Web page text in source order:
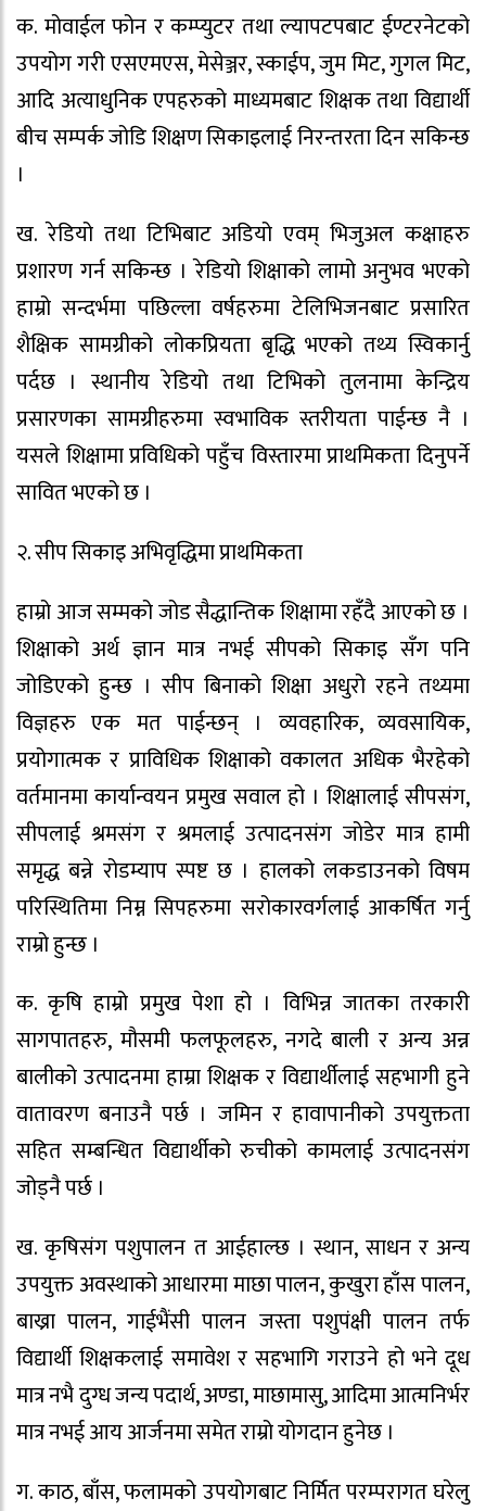
क. मोवाईल फोन र कम्प्युटर तथा ल्यापटपबाट ईण्टरनेटको
उपयोग गरी एसएमएस, मेसेञ्जर, स्काईप, जुम मिट, गुगल मिट,
आदि अत्याधुनिक एपहरुको माध्यमबाट शिक्षक तथा विद्यार्थी
बीच सम्पर्क जोडि शिक्षण सिकाइलाई निरन्तरता दिन सकिन्छ
।
ख. रेडियो तथा टिभिबाट अडियो एवम् भिजुअल कक्षाहरु
प्रशारण गर्न सकिन्छ । रेडियो शिक्षाको लामो अनुभव भएको
हाम्रो सन्दर्भमा पछिल्ला वर्षहरुमा टेलिभिजनबाट प्रसारित
शैक्षिक सामग्रीको लोकप्रियता बृद्धि भएको तथ्य स्विकार्नु
पर्दछ । स्थानीय रेडियो तथा टिभिको तुलनामा केन्द्रिय
प्रसारणका सामग्रीहरुमा स्वभाविक स्तरीयता पाईन्छ नै ।
यसले शिक्षामा प्रविधिको पहुँच विस्तारमा प्राथमिकता दिनुपर्ने
सावित भएको छ ।
२. सीप सिकाइ अभिवृद्धिमा प्राथमिकता
हाम्रो आज सम्मको जोड सैद्धान्तिक शिक्षामा रहँदै आएको छ ।
शिक्षाको अर्थ ज्ञान मात्र नभई सीपको सिकाइ सँग पनि
जोडिएको हुन्छ । सीप बिनाको शिक्षा अधुरो रहने तथ्यमा
विज्ञहरु एक मत पाईन्छन् । व्यवहारिक, व्यवसायिक,
प्रयोगात्मक र प्राविधिक शिक्षाको वकालत अधिक भैरहेको
वर्तमानमा कार्यान्वयन प्रमुख सवाल हो । शिक्षालाई सीपसंग,
सीपलाई श्रमसंग र श्रमलाई उत्पादनसंग जोडेर मात्र हामी
समृद्ध बन्ने रोडम्याप स्पष्ट छ । हालको लकडाउनको विषम
परिस्थितिमा निम्न सिपहरुमा सरोकारवर्गलाई आकर्षित गर्नु
राम्रो हुन्छ ।
क. कृषि हाम्रो प्रमुख पेशा हो । विभिन्न जातका तरकारी
सागपातहरु, मौसमी फलफूलहरु, नगदे बाली र अन्य अन्न
बालीको उत्पादनमा हाम्रा शिक्षक र विद्यार्थीलाई सहभागी हुने
वातावरण बनाउनै पर्छ । जमिन र हावापानीको उपयुक्तता
सहित सम्बन्धित विद्यार्थीको रुचीको कामलाई उत्पादनसंग
जोड्नै पर्छ ।
ख. कृषिसंग पशुपालन त आईहाल्छ । स्थान, साधन र अन्य
उपयुक्त अवस्थाको आधारमा माछा पालन, कुखुरा हाँस पालन,
बाख्रा पालन, गाईभैंसी पालन जस्ता पशुपंक्षी पालन तर्फ
विद्यार्थी शिक्षकलाई समावेश र सहभागि गराउने हो भने दूध
मात्र नभै दुग्ध जन्य पदार्थ, अण्डा, माछामासु, आदिमा आत्मनिर्भर
मात्र नभई आय आर्जनमा समेत राम्रो योगदान हुनेछ ।
ग. काठ, बाँस, फलामको उपयोगबाट निर्मित परम्परागत घरेलु